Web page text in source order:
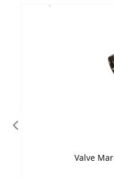
Valve